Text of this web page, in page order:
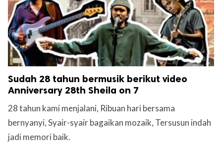
Sudah 28 tahun bermusik berikut video
Anniversary 28th Sheila on 7
28 tahun kami menjalani, Ribuan hari bersama
bernyanyi, Syair-syair bagaikan mozaik, Tersusun indah
jadi memori baik.